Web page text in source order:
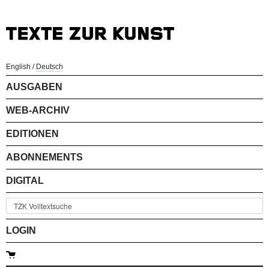
English / Deutsch
AUSGABEN
WEB-ARCHIV
EDITIONEN
ABONNEMENTS
DIGITAL
LOGIN